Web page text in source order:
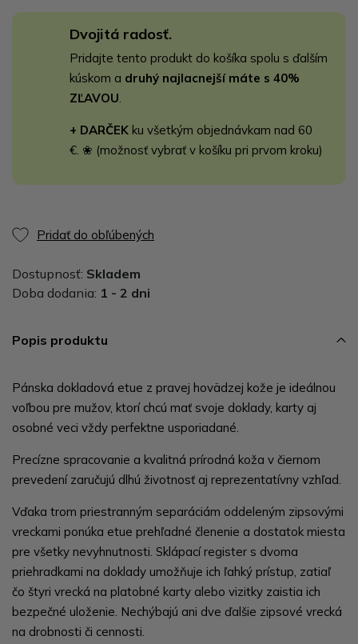
Dvojitá radosť.
Pridajte tento produkt do košíka spolu s ďalším
kúskom a druhý najlacnejší máte s 40%
ZĽAVOU
+ DARČEK ku všetkým objednávkam nad 60
€. ❀ (možnosť vybrať v košíku pri prvom kroku)
Pridať do obľúbených
Dostupnosť: Skladem
Doba dodania: 1 - 2 dni
Popis produktu
Pánska dokladová etue z pravej hovädzej kože je ideálnou
voľbou pre mužov, ktorí chcú mať svoje doklady, karty aj
osobné veci vždy perfektne usporiadané.
Precízne spracovanie a kvalitná prírodná koža v čiernom
prevedení zaručujú dlhú životnosť aj reprezentatívny vzhľad.
Vďaka trom priestranným separáciám oddeleným zipsovými
vreckami ponúka etue prehľadné členenie a dostatok miesta
pre všetky nevyhnutnosti. Sklápací register s dvoma
priehradkami na doklady umožňuje ich ľahký prístup, zatiaľ
čo štyri vrecká na platobné karty alebo vizitky zaistia ich
bezpečné uloženie. Nechýbajú ani dve ďalšie zipsové vrecká
na drobnosti či cennosti.